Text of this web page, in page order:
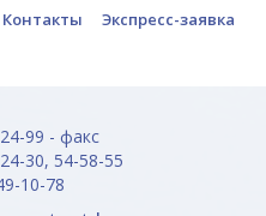
Контакты
Экспресс-заявка
99 - факс
30, 54-58-55
10-78